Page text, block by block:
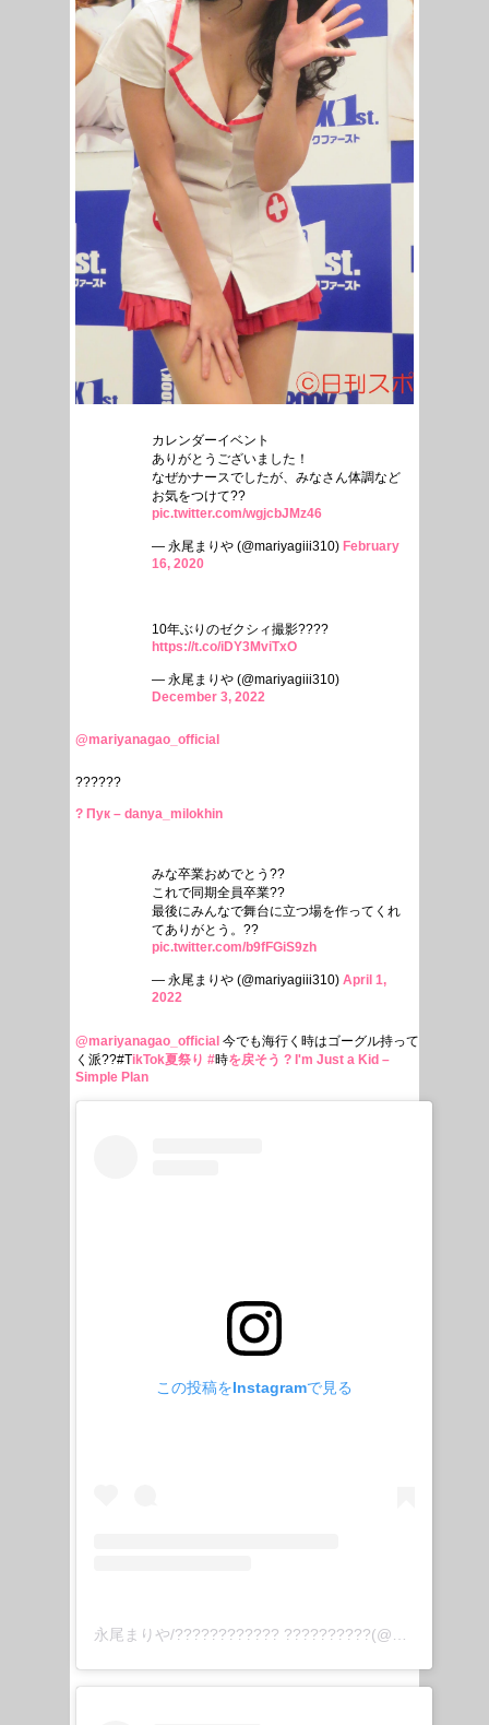
カレンダーイベント
ありがとうございました！
なぜかナースでしたが、みなさん体調など
お気をつけて??
pic.twitter.com/wgjcbJMz46
— 永尾まりや (@mariyagiii310) February
16, 2020
10年ぶりのゼクシィ撮影????
https://t.co/iDY3MviTxO
— 永尾まりや (@mariyagiii310)
December 3, 2022
@mariyanagao_official
??????
? Пук – danya_milokhin
みな卒業おめでとう??
これで同期全員卒業??
最後にみんなで舞台に立つ場を作ってくれ
てありがとう。??
pic.twitter.com/b9fFGiS9zh
— 永尾まりや (@mariyagiii310) April 1,
2022
@mariyanagao_official 今でも海行く時はゴーグル持って
く派??#TikTok夏祭り #時を戻そう ? I'm Just a Kid –
Simple Plan
この投稿をInstagramで見る